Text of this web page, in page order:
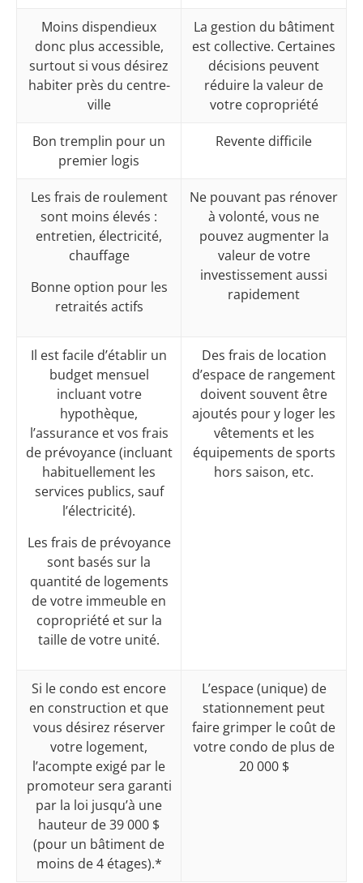
Moins dispendieux
donc plus accessible,
surtout si vous désirez
habiter près du centre-
ville
La gestion du bâtiment
est collective. Certaines
décisions peuvent
réduire la valeur de
votre copropriété
Bon tremplin pour un
premier logis
Revente difficile
Les frais de roulement
sont moins élevés :
entretien, électricité,
chauffage
Bonne option pour les
retraités actifs
Ne pouvant pas rénover
à volonté, vous ne
pouvez augmenter la
valeur de votre
investissement aussi
rapidement
Il est facile d’établir un
budget mensuel
incluant votre
hypothèque,
l’assurance et vos frais
de prévoyance (incluant
habituellement les
services publics, sauf
l’électricité).
Les frais de prévoyance
sont basés sur la
quantité de logements
de votre immeuble en
copropriété et sur la
taille de votre unité.
Des frais de location
d’espace de rangement
doivent souvent être
ajoutés pour y loger les
vêtements et les
équipements de sports
hors saison, etc.
Si le condo est encore
en construction et que
vous désirez réserver
votre logement,
l’acompte exigé par le
promoteur sera garanti
par la loi jusqu’à une
hauteur de 39 000 $
(pour un bâtiment de
moins de 4 étages).*
L’espace (unique) de
stationnement peut
faire grimper le coût de
votre condo de plus de
20 000 $